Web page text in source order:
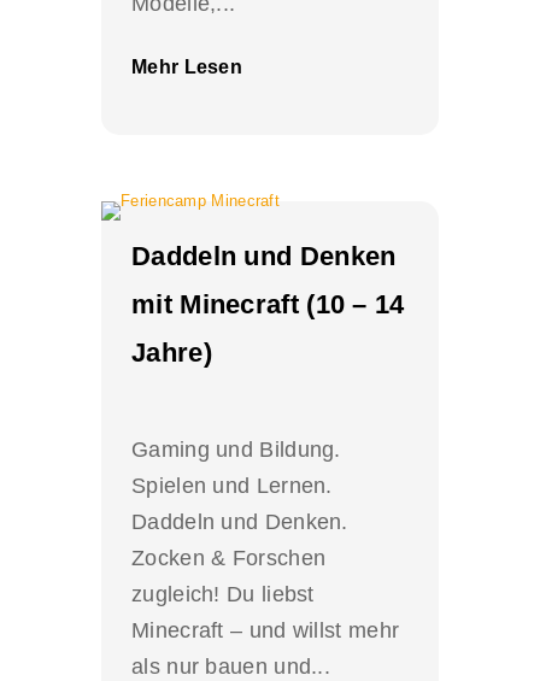
Mehr Lesen
Daddeln und Denken
mit Minecraft (10 – 14
Jahre)
Gaming und Bildung.
Spielen und Lernen.
Daddeln und Denken.
Zocken & Forschen
zugleich! Du liebst
Minecraft – und willst mehr
als nur bauen und...